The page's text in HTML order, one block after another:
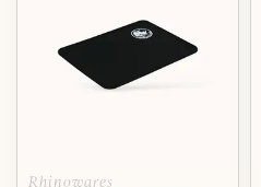
Rhinowares